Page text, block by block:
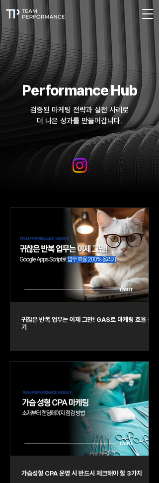
Performance Hub
검증된 마케팅 전략과 실전 사례로
더 나은 성과를 만들어갑니다.
귀찮은 반복 업무는 이제 그만! GAS로 마케팅 효율 올리
기
가슴성형 CPA 운영 시 반드시 체크해야 할 3가지